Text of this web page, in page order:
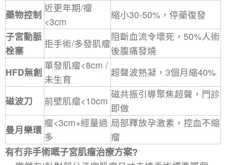
藥物控制
近更年期/瘤
<3cm
縮小30-50%，停藥復發
子宮動脈
栓塞
拒手術/多發肌瘤
阻斷血流令壞死，50%人術
後腹痛發燒
HFD無創
單發肌瘤<8cm /
未生育
超聲波熱凝，3個月縮40%
磁波刀 前壁肌瘤<10cm
磁共振引導聚焦超聲，門診
即做
曼月樂環
瘤<3cm+經量過
多
局部釋放孕激素，控血不縮
瘤
有冇非手術嘅子宮肌瘤治療方案?